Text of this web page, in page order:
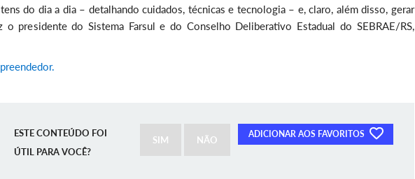
do dia a dia – detalhando cuidados, técnicas e tecnologia – e, claro, além disso, gerar
o presidente do Sistema Farsul e do Conselho Deliberativo Estadual do SEBRAE/RS,
ADICIONAR AOS FAVORITOS
ESTE CONTEÚDO FOI
ÚTIL PARA VOCÊ?
SIM NÃO